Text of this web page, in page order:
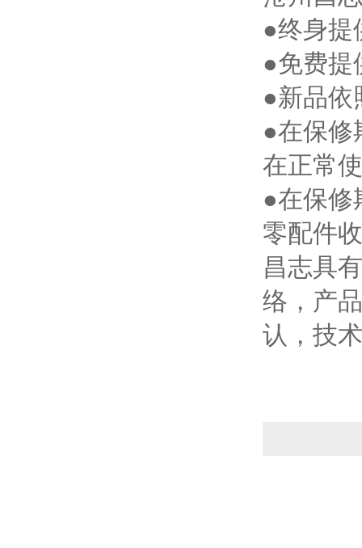
●终身提
●免费提
●新品依
●在保修
在正常
●在保修
零配件
昌志具
络，产
认，技